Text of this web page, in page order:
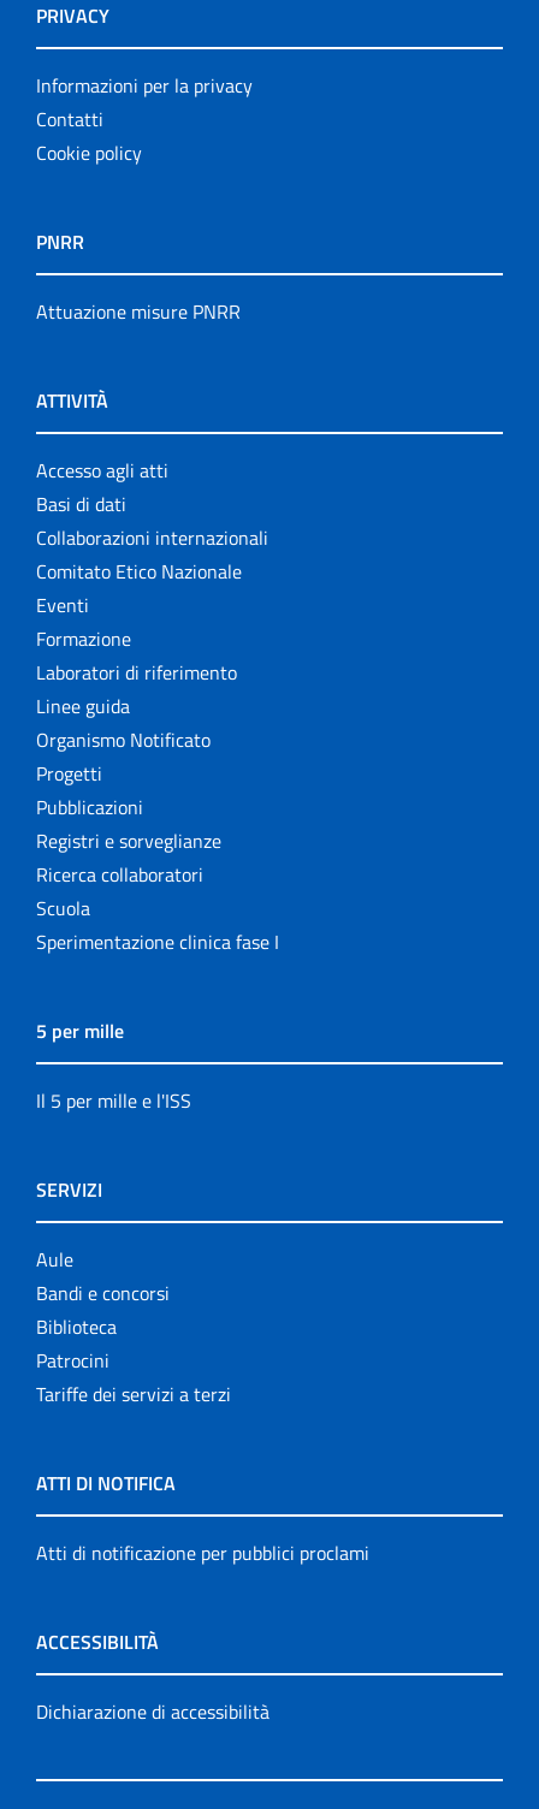
PRIVACY
Informazioni per la privacy
Contatti
Cookie policy
PNRR
Attuazione misure PNRR
ATTIVITÀ
Accesso agli atti
Basi di dati
Collaborazioni internazionali
Comitato Etico Nazionale
Eventi
Formazione
Laboratori di riferimento
Linee guida
Organismo Notificato
Progetti
Pubblicazioni
Registri e sorveglianze
Ricerca collaboratori
Scuola
Sperimentazione clinica fase I
5 per mille
Il 5 per mille e l'ISS
SERVIZI
Aule
Bandi e concorsi
Biblioteca
Patrocini
Tariffe dei servizi a terzi
ATTI DI NOTIFICA
Atti di notificazione per pubblici proclami
ACCESSIBILITÀ
Dichiarazione di accessibilità